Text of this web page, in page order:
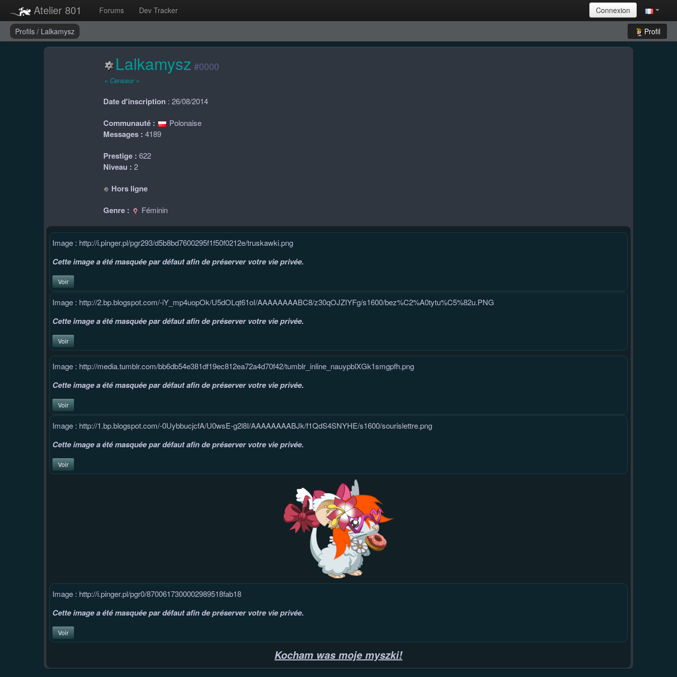
Atelier 801 Forums Dev Tracker Connexion
Profils / Lalkamysz Profil
Lalkamysz #0000
« Censeur »
Date d'inscription : 26/08/2014
Communauté : Polonaise
Messages : 4189
Prestige : 622
Niveau : 2
Hors ligne
Genre :
Féminin
Image : http://i.pinger.pl/pgr293/d5b8bd7600295f1f50f0212e/truskawki.png
Cette image a été masquée par défaut afin de préserver votre vie privée.
Voir
Image : http://2.bp.blogspot.com/-iY_mp4uopOk/U5dOLqt61oI/AAAAAAAABC8/z30qOJZIYFg/s1600/bez%C2%A0tytu%C5%82u.PNG
Cette image a été masquée par défaut afin de préserver votre vie privée.
Voir
Image : http://media.tumblr.com/bb6db54e381df19ec812ea72a4d70f42/tumblr_inline_nauypblXGk1smgpfh.png
Cette image a été masquée par défaut afin de préserver votre vie privée.
Voir
Image : http://1.bp.blogspot.com/-0UybbucjcfA/U0wsE-g2l8I/AAAAAAAABJk/f1QdS4SNYHE/s1600/sourislettre.png
Cette image a été masquée par défaut afin de préserver votre vie privée.
Voir
Image : http://i.pinger.pl/pgr0/8700617300002989518fab18
Cette image a été masquée par défaut afin de préserver votre vie privée.
Voir
Kocham was moje myszki!